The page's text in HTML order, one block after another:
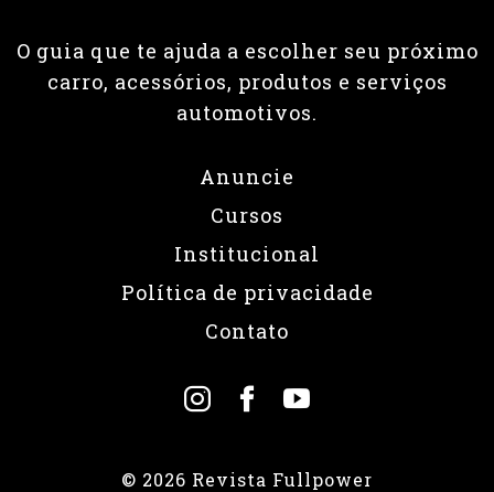
O guia que te ajuda a escolher seu próximo
carro, acessórios, produtos e serviços
automotivos.
Anuncie
Cursos
Institucional
Política de privacidade
Contato
© 2026 Revista Fullpower